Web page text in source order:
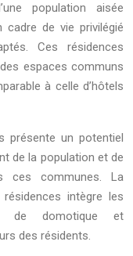
population aisée
cadre de vie privilégié
Ces résidences
espaces communs
à celle d’hôtels
présente un potentiel
de la population et de
ces communes. La
intègre les
de domotique et
des résidents.